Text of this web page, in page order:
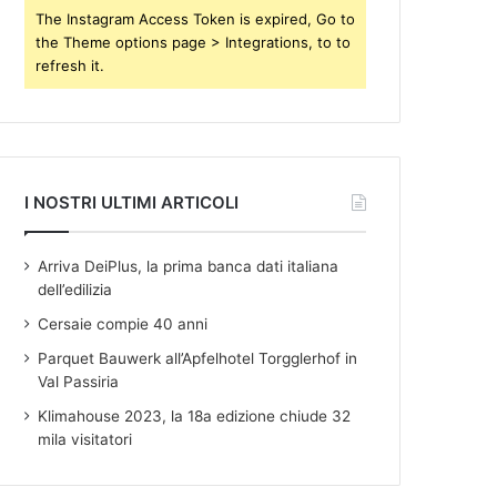
The Instagram Access Token is expired, Go to
the Theme options page > Integrations, to to
refresh it.
I NOSTRI ULTIMI ARTICOLI
Arriva DeiPlus, la prima banca dati italiana
dell’edilizia
Cersaie compie 40 anni
Parquet Bauwerk all’Apfelhotel Torgglerhof in
Val Passiria
Klimahouse 2023, la 18a edizione chiude 32
mila visitatori